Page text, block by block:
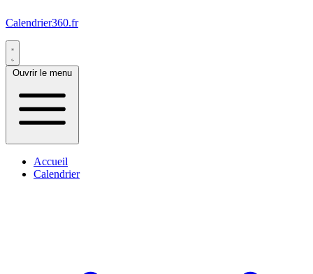
Calendrier360.fr
Ouvrir le menu
Accueil
Calendrier